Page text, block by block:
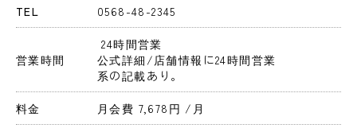
TEL 0568-48-2345
営業時間
24時間営業
公式詳細/店舗情報に24時間営業
系の記載あり。
料金 月会費 7,678円 /月